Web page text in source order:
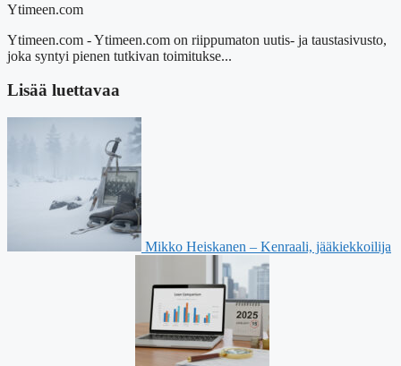
Ytimeen.com
Ytimeen.com - Ytimeen.com on riippumaton uutis- ja taustasivusto,
joka syntyi pienen tutkivan toimitukse...
Lisää luettavaa
Mikko Heiskanen – Kenraali, jääkiekkoilija